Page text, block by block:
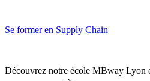
Se former en Supply Chain
Découvrez notre école MBway Lyon